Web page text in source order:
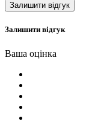
Залишити відгук
Залишити відгук
Ваша оцінка